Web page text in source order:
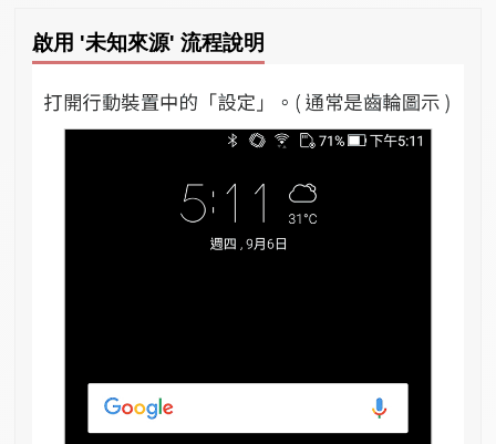
啟用 '未知來源' 流程說明